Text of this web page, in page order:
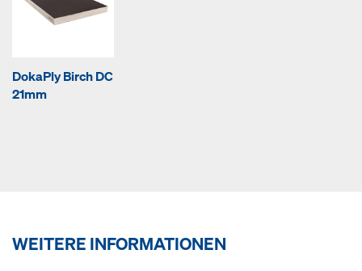
DokaPly Birch DC
21mm
WEITERE INFORMATIONEN